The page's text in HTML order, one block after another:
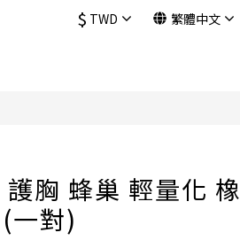
$ TWD 繁體中文
護胸 蜂巢 輕量化 橡
一對)